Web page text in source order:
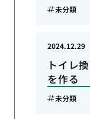
未分類
トイレ
を作る
2024.12.29
未分類